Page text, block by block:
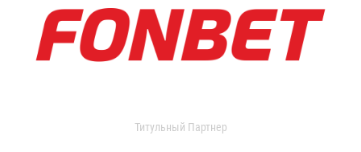
Титульный Партнер